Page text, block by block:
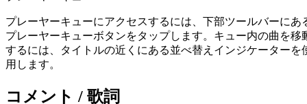
プレーヤーキューにアクセスするには、下部ツールバーにあ
プレーヤーキューボタンをタップします。キュー内の曲を移
するには、タイトルの近くにある並べ替えインジケーターを
用します。
コメント / 歌詞